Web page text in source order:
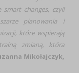
smart changes, czyli
planowania i
które wspierają
zmianą, która
Mikołajczyk,